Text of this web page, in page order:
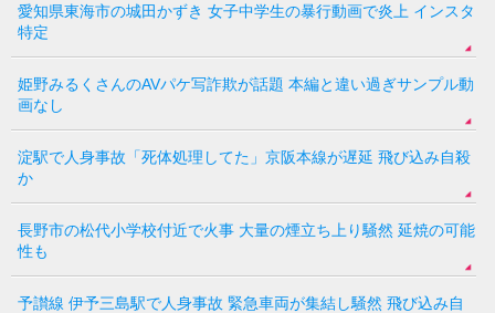
愛知県東海市の城田かずき 女子中学生の暴行動画で炎上 インスタ
特定
姫野みるくさんのAVパケ写詐欺が話題 本編と違い過ぎサンプル動
画なし
淀駅で人身事故「死体処理してた」京阪本線が遅延 飛び込み自殺
か
長野市の松代小学校付近で火事 大量の煙立ち上り騒然 延焼の可能
性も
予讃線 伊予三島駅で人身事故 緊急車両が集結し騒然 飛び込み自